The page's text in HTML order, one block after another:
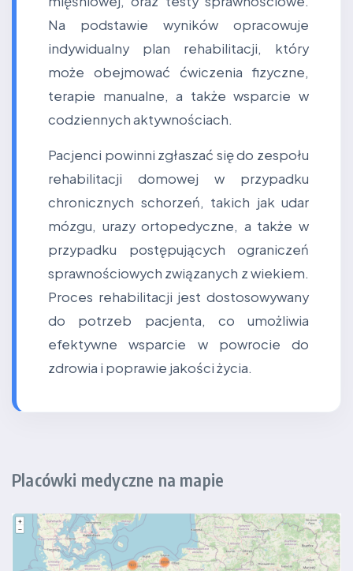
Na podstawie wyników opracowuje
indywidualny plan rehabilitacji, który
może obejmować ćwiczenia fizyczne,
terapie manualne, a także wsparcie w
codziennych aktywnościach.
Pacjenci powinni zgłaszać się do zespołu
rehabilitacji domowej w przypadku
chronicznych schorzeń, takich jak udar
mózgu, urazy ortopedyczne, a także w
przypadku postępujących ograniczeń
sprawnościowych związanych z wiekiem.
Proces rehabilitacji jest dostosowywany
do potrzeb pacjenta, co umożliwia
efektywne wsparcie w powrocie do
zdrowia i poprawie jakości życia.
Placówki medyczne na mapie